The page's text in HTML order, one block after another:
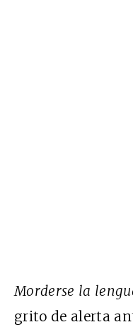
Morderse la
grito de alerta